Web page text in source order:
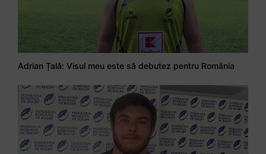
Adrian Țală: Visul meu este să debutez pentru România